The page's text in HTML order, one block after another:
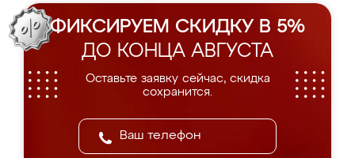
ФИКСИРУЕМ СКИДКУ В 5%
ДО КОНЦА АВГУСТА
Оставьте заявку сейчас, скидка
сохранится.